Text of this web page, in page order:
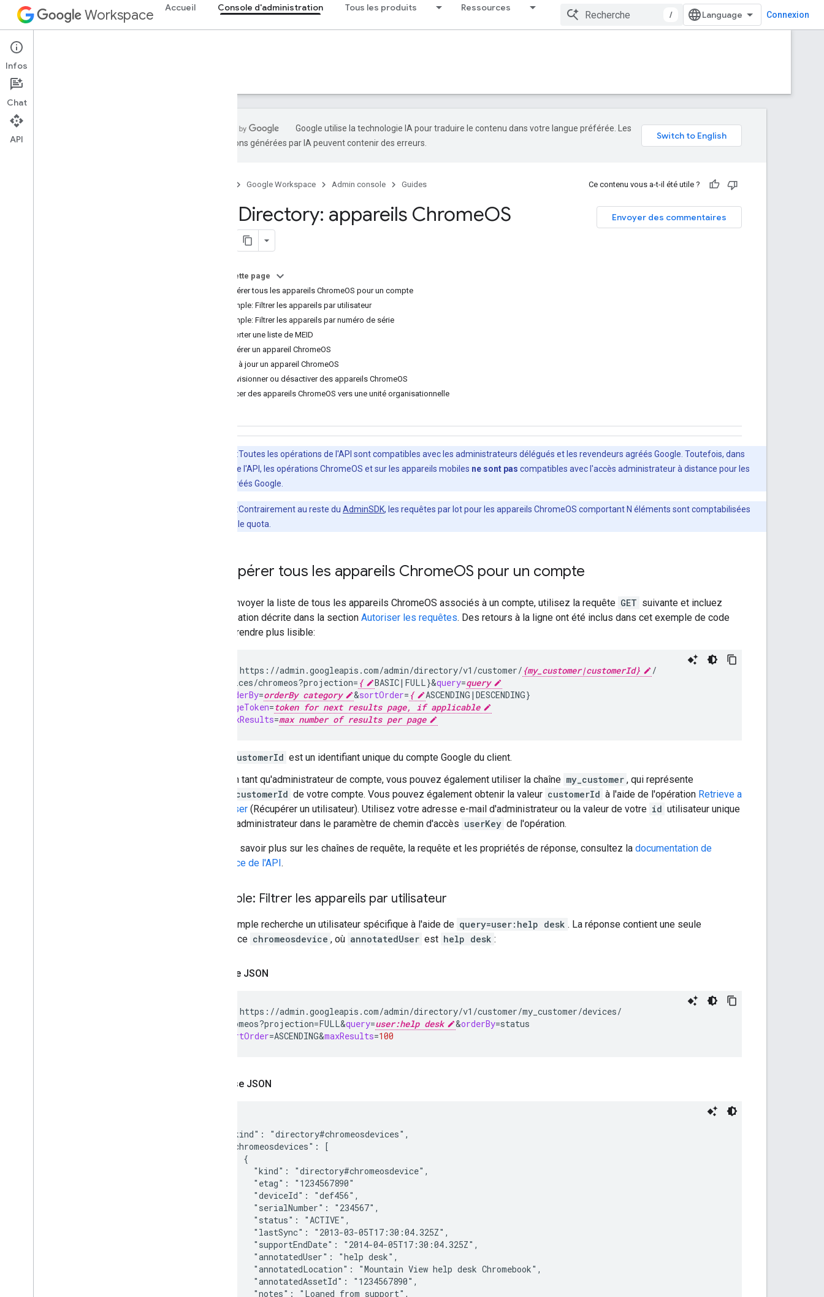
Workspace Accueil Console d'administration Tous les produits Ressources
/ Connexion
Admin console
Aperçu
Google utilise la technologie IA pour traduire le contenu dans votre langue préférée. Les
traductions générées par IA peuvent contenir des erreurs.
Google Workspace Admin console Guides Ce contenu vous a-t-il été utile ?
Envoyer des commentaires
API Directory: appareils ChromeOS
Sur cette page
Récupérer tous les appareils ChromeOS pour un compte
Exemple: Filtrer les appareils par utilisateur
Exemple: Filtrer les appareils par numéro de série
Exporter une liste de MEID
Récupérer un appareil ChromeOS
Mettre à jour un appareil ChromeOS
Déprovisionner ou désactiver des appareils ChromeOS
Déplacer des appareils ChromeOS vers une unité organisationnelle
:Toutes les opérations de l'API sont compatibles avec les administrateurs délégués et les revendeurs agréés Google. Toutefois, dans
cette version de l'API, les opérations ChromeOS et sur les appareils mobiles ne sont pas compatibles avec l'accès administrateur à distance pour les
revendeurs agréés Google.
:Contrairement au reste du AdminSDK, les requêtes par lot pour les appareils ChromeOS comportant N éléments sont comptabilisées
comme 1 pour le quota.
Récupérer tous les appareils ChromeOS pour un compte
Pour renvoyer la liste de tous les appareils ChromeOS associés à un compte, utilisez la requête GET suivante et incluez
l'autorisation décrite dans la section Autoriser les requêtes. Des retours à la ligne ont été inclus dans cet exemple de code
pour le rendre plus lisible:
https://admin.googleapis.com/admin/directory/v1/customer/ {my_customer|customerId}
/
devices/chromeos?projection= { BASIC| FULL}&query=query
orderBy=orderBy category &sortOrder= { ASCENDING | DESCENDING}
pageToken=token for next results page, if applicable
maxResults=max number of results per page
customerId est un identifiant unique du compte Google du client.
En tant qu'administrateur de compte, vous pouvez également utiliser la chaîne my_customer , qui représente
customerId de votre compte. Vous pouvez également obtenir la valeur customerId à l'aide de l'opération Retrieve a
user (Récupérer un utilisateur). Utilisez votre adresse e-mail d'administrateur ou la valeur de votre id utilisateur unique
d'administrateur dans le paramètre de chemin d'accès userKey de l'opération.
Pour en savoir plus sur les chaînes de requête, la requête et les propriétés de réponse, consultez la documentation de
référence de l'API.
Exemple: Filtrer les appareils par utilisateur
Cet exemple recherche un utilisateur spécifique à l'aide de query=user:help desk . La réponse contient une seule
ressource chromeosdevice , où annotatedUser est help desk :
Requête JSON
https://admin.googleapis.com/admin/directory/v1/customer/my_customer/devices/
chromeos?projection=FULL&query=user:help desk &orderBy=
sortOrder=ASCENDING&maxResults=100
Réponse JSON
  "kind": "directory#chromeosdevices",
  "chromeosdevices": [
     {
       "kind": "directory#chromeosdevice",
       "etag": "1234567890"
       "deviceId": "
def456",
       "serialNumber": "
234567",
       "status": "ACTIVE",
       "lastSync": "2013-03-05T17:30:04.325Z",
       "supportEndDate": "2014-04-05T17:30:04.325Z",
       "annotatedUser": "help desk",
       "annotatedLocation": "Mountain View help desk Chromebook",
       "annotatedAssetId": "1234567890",
       "notes": "Loaned from support",
Infos
Chat
API